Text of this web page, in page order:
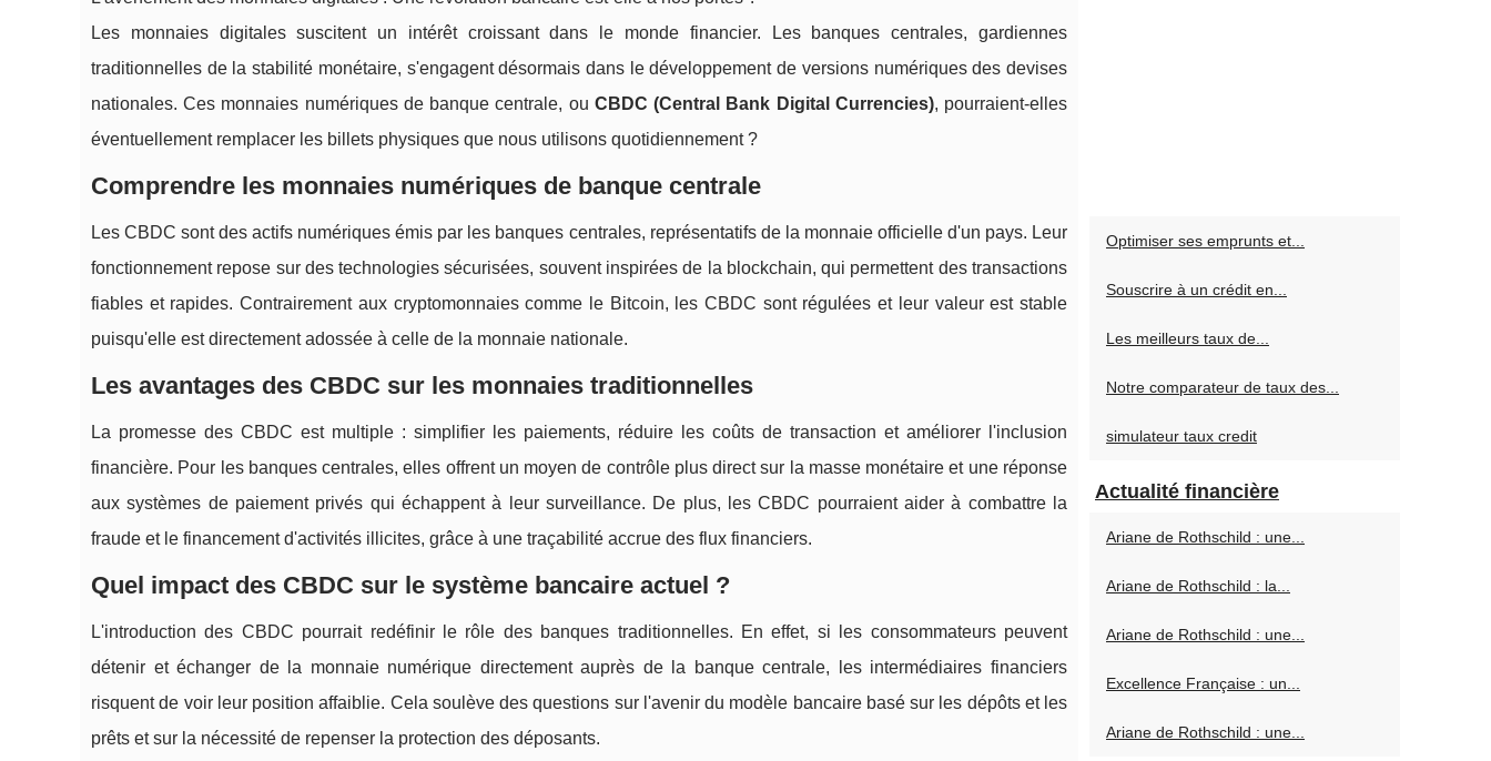
Les monnaies digitales suscitent un intérêt croissant dans le monde financier. Les banques centrales, gardiennes
traditionnelles de la stabilité monétaire, s'engagent désormais dans le développement de versions numériques des devises
nationales. Ces monnaies numériques de banque centrale, ou CBDC (Central Bank Digital Currencies), pourraient-elles
éventuellement remplacer les billets physiques que nous utilisons quotidiennement ?
Comprendre les monnaies numériques de banque centrale
Les CBDC sont des actifs numériques émis par les banques centrales, représentatifs de la monnaie officielle d'un pays. Leur
fonctionnement repose sur des technologies sécurisées, souvent inspirées de la blockchain, qui permettent des transactions
fiables et rapides. Contrairement aux cryptomonnaies comme le Bitcoin, les CBDC sont régulées et leur valeur est stable
puisqu'elle est directement adossée à celle de la monnaie nationale.
Les avantages des CBDC sur les monnaies traditionnelles
La promesse des CBDC est multiple : simplifier les paiements, réduire les coûts de transaction et améliorer l'inclusion
financière. Pour les banques centrales, elles offrent un moyen de contrôle plus direct sur la masse monétaire et une réponse
aux systèmes de paiement privés qui échappent à leur surveillance. De plus, les CBDC pourraient aider à combattre la
fraude et le financement d'activités illicites, grâce à une traçabilité accrue des flux financiers.
Quel impact des CBDC sur le système bancaire actuel ?
L'introduction des CBDC pourrait redéfinir le rôle des banques traditionnelles. En effet, si les consommateurs peuvent
détenir et échanger de la monnaie numérique directement auprès de la banque centrale, les intermédiaires financiers
risquent de voir leur position affaiblie. Cela soulève des questions sur l'avenir du modèle bancaire basé sur les dépôts et les
prêts et sur la nécessité de repenser la protection des déposants.
Optimiser ses emprunts et...
Souscrire à un crédit en...
Les meilleurs taux de...
Notre comparateur de taux des...
simulateur taux credit
Actualité financière
Ariane de Rothschild : une...
Ariane de Rothschild : la...
Ariane de Rothschild : une...
Excellence Française : un...
Ariane de Rothschild : une...